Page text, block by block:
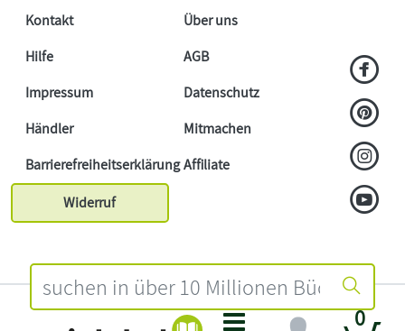
0
Kontakt
Über uns
Hilfe
AGB
Impressum
Datenschutz
Händler
Mitmachen
BarrierefreiheitserklärungAffiliate
Widerruf